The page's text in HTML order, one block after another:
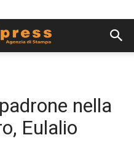
nella
Eulalio